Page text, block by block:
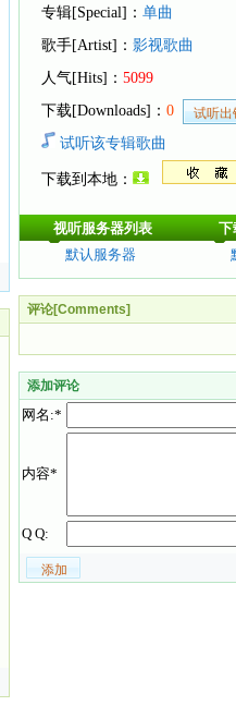
专辑[Special]： 单曲
歌手[Artist]： 影视歌曲
人气[Hits]： 5099
下载[Downloads]： 0
试听该专辑歌曲
下载到本地：
视听服务器列表
下
默认服务器
评论[Comments]
添加评论
网名:*
内容*
Q Q: